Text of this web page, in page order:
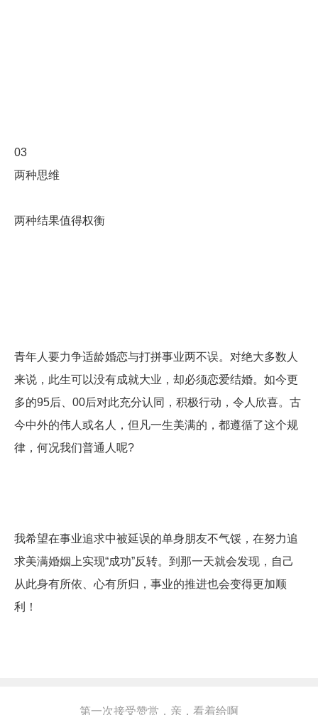
03
两种思维
两种结果值得权衡
青年人要力争适龄婚恋与打拼事业两不误。对绝大多数人
来说，此生可以没有成就大业，却必须恋爱结婚。如今更
多的95后、00后对此充分认同，积极行动，令人欣喜。古
今中外的伟人或名人，但凡一生美满的，都遵循了这个规
律，何况我们普通人呢?
我希望在事业追求中被延误的单身朋友不气馁，在努力追
求美满婚姻上实现“成功”反转。到那一天就会发现，自己
从此身有所依、心有所归，事业的推进也会变得更加顺
利！
第一次接受赞赏，亲，看着给啊